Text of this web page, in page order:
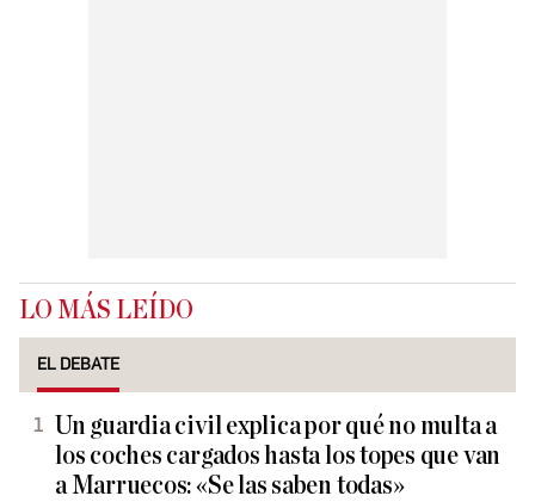
LO MÁS LEÍDO
EL DEBATE
Un guardia civil explica por qué no multa a
los coches cargados hasta los topes que van
a Marruecos: «Se las saben todas»